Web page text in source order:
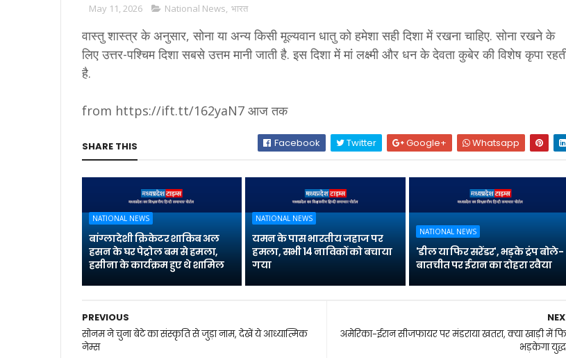
May 11, 2026 National News, भारत
वास्तु शास्त्र के अनुसार, सोना या अन्य किसी मूल्यवान धातु को हमेशा सही दिशा में रखना चाहिए. सोना रखने के
लिए उत्तर-पश्चिम दिशा सबसे उत्तम मानी जाती है. इस दिशा में मां लक्ष्मी और धन के देवता कुबेर की विशेष कृपा
है.
from https://ift.tt/162yaN7 आज तक
SHARE THIS Facebook Twitter Google+ Whatsapp
NATIONAL NEWS
बांग्लादेशी क्रिकेटर शाकिब अल
हसन के घर पेट्रोल बम से हमला,
हसीना के कार्यक्रम हुए थे शामिल
NATIONAL NEWS
यमन के पास भारतीय जहाज पर
हमला, सभी 14 नाविकों को बचाया
गया
NATIONAL NEWS
'डील या फिर सरेंडर', भड़के ट्रंप बोले-
बातचीत पर ईरान का दोहरा रवैया
अमेरिका-ईरान सीजफायर पर मंडराया खतरा, क्या खाड़ी में
भड़केगा
PREVIOUS
सोनम ने चुना बेटे का संस्कृति से जुड़ा नाम, देखें ये आध्यात्मिक
नेम्स